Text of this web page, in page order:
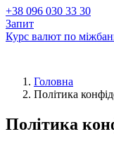
+38 096 030 33 30
Запит
Курс валют по
Рядок
навіґації
Головна
Політика
Політика